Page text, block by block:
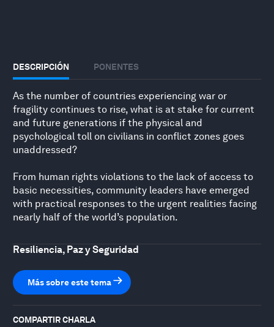
DESCRIPCIÓN PONENTES
As the number of countries experiencing war or
fragility continues to rise, what is at stake for current
and future generations if the physical and
psychological toll on civilians in conflict zones goes
unaddressed?
From human rights violations to the lack of access to
basic necessities, community leaders have emerged
with practical responses to the urgent realities facing
nearly half of the world’s population.
Resiliencia, Paz y Seguridad
Más sobre este tema
COMPARTIR CHARLA